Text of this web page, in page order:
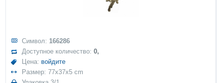
Символ: 166286
Доступное количество:0,
Цена: войдите
Размер: 77x37x5 cm